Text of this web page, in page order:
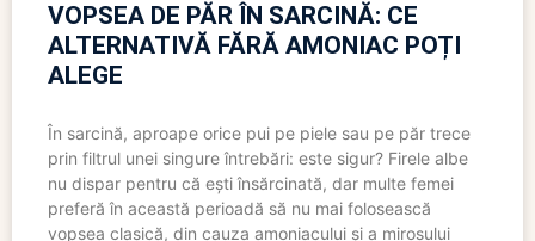
VOPSEA DE PĂR ÎN SARCINĂ: CE
ALTERNATIVĂ FĂRĂ AMONIAC POȚI
ALEGE
În sarcină, aproape orice pui pe piele sau pe păr trece
prin filtrul unei singure întrebări: este sigur? Firele albe
nu dispar pentru că ești însărcinată, dar multe femei
preferă în această perioadă să nu mai folosească
vopsea clasică, din cauza amoniacului și a mirosului